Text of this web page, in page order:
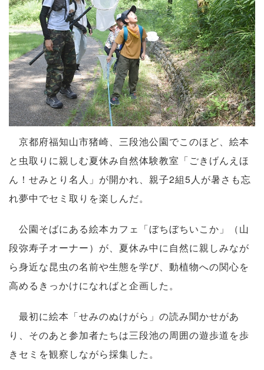
京都府福知山市猪崎、三段池公園でこのほど、絵本
と虫取りに親しむ夏休み自然体験教室「ごきげんえほ
ん！せみとり名人」が開かれ、親子2組5人が暑さも忘
れ夢中でセミ取りを楽しんだ。
公園そばにある絵本カフェ「ぼちぼちいこか」（山
段弥寿子オーナー）が、夏休み中に自然に親しみなが
ら身近な昆虫の名前や生態を学び、動植物への関心を
高めるきっかけになればと企画した。
最初に絵本「せみのぬけがら」の読み聞かせがあ
り、そのあと参加者たちは三段池の周囲の遊歩道を歩
きセミを観察しながら採集した。